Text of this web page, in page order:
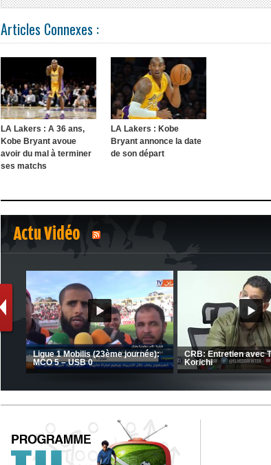
Articles Connexes :
LA Lakers : A 36 ans,
Kobe Bryant avoue
avoir du mal à terminer
ses matchs
LA Lakers : Kobe
Bryant annonce la date
de son départ
Actu Vidéo
1 2
MCA: Kaci-Saïd
succès du Mouloudia
MFM
JSK: Brahim Zafour évoque la
situation du club